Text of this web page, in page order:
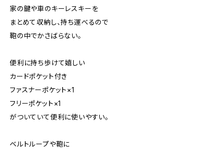
家の鍵や車のキーレスキーを
まとめて収納し、持ち運べるので
鞄の中でかさばらない。
便利に持ち歩けて嬉しい
カードポケット付き
ファスナーポケット×1
フリーポケット×1
がついていて便利に使いやすい。
ベルトループや鞄に